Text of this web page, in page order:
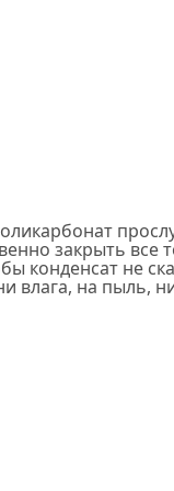
закрыть
не
влага, на пыль,